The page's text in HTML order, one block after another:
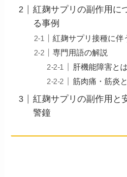
紅麹サプリの副作用に
る事例
紅麹サプリ接種に伴
専門用語の解説
肝機能障害と
筋肉痛・筋炎
紅麹サプリの副作用と
警鐘